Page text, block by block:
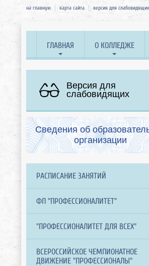
на главную карта сайта версия для слабовидящих
ГЛАВНАЯ О КОЛЛЕДЖЕ
Версия для
слабовидящих
Сведения об
организации
РАСПИСАНИЕ ЗАНЯТИЙ
ФП "ПРОФЕССИОНАЛИТЕТ"
"ПРОФЕССИОНАЛИТЕТ ДЛЯ ВСЕХ"
ВСЕРОССИЙСКОЕ ЧЕМПИОНАТНОЕ
ДВИЖЕНИЕ "ПРОФЕССИОНАЛЫ"